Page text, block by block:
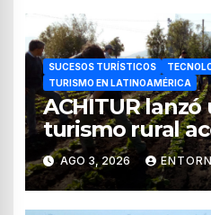
SUCESOS TURÍSTICOS
TURISMO EN LATINOAMÉRICA
ACHITUR
turismo rural
través de
AGO 3, 2026